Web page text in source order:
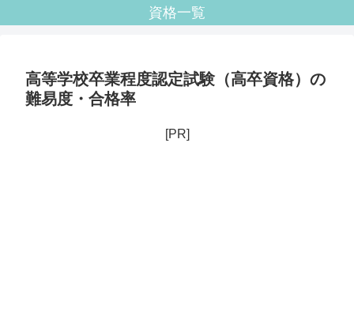
資格一覧
高等学校卒業程度認定試験（高卒資格）の
難易度・合格率
[PR]